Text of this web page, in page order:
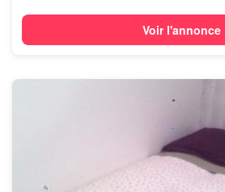
Voir l'annonce